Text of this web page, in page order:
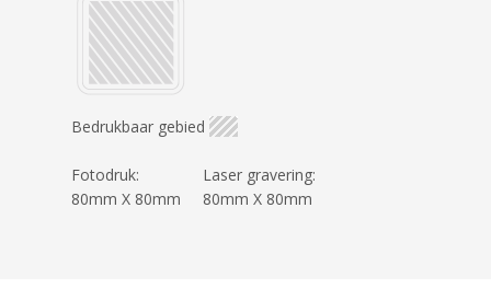
Bedrukbaar gebied
Fotodruk:
80mm X 80mm
Laser gravering:
80mm X 80mm